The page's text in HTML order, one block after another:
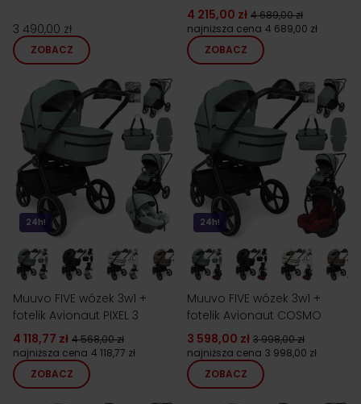
3 490,00 zł
ZOBACZ
4 215,00 zł 4 689,00 zł
najniższa cena 4 689,00 zł
ZOBACZ
24h!
Muuvo FIVE wózek 3w1 +
fotelik Avionaut PIXEL 3
4 118,77 zł 4 568,00 zł
najniższa cena 4 118,77 zł
ZOBACZ
24h!
Muuvo FIVE wózek 3w1 +
fotelik Avionaut COSMO
3 598,00 zł 3 998,00 zł
najniższa cena 3 998,00 zł
ZOBACZ